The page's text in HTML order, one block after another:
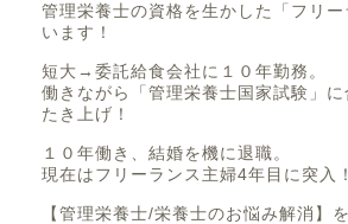
管理栄養士の資格を生かした「フリー
います！
短大→委託給食会社に１０年勤務。
働きながら「管理栄養士国家試験」に
たき上げ！
１０年働き、結婚を機に退職。
現在はフリーランス主婦4年目に突入！
【管理栄養士/栄養士のお悩み解消】